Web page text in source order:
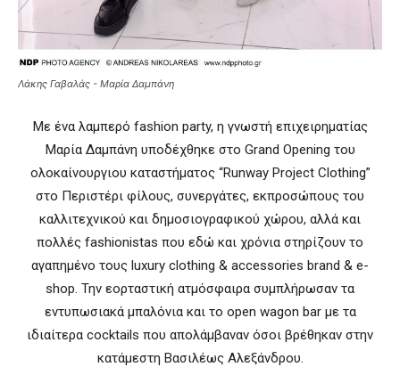
Λάκης Γαβαλάς - Μαρία Δαμπάνη
Με ένα λαμπερό fashion party, η γνωστή επιχειρηματίας
Μαρία Δαμπάνη υποδέχθηκε στο Grand Opening του
ολοκαίνουργιου καταστήματος “Runway Project Clothing”
στο Περιστέρι φίλους, συνεργάτες, εκπροσώπους του
καλλιτεχνικού και δημοσιογραφικού χώρου, αλλά και
πολλές fashionistas που εδώ και χρόνια στηρίζουν το
αγαπημένο τους luxury clothing & accessories brand & e-
shop. Την εορταστική ατμόσφαιρα συμπλήρωσαν τα
εντυπωσιακά μπαλόνια και το open wagon bar με τα
ιδιαίτερα cocktails που απολάμβαναν όσοι βρέθηκαν στην
κατάμεστη Βασιλέως Αλεξάνδρου.